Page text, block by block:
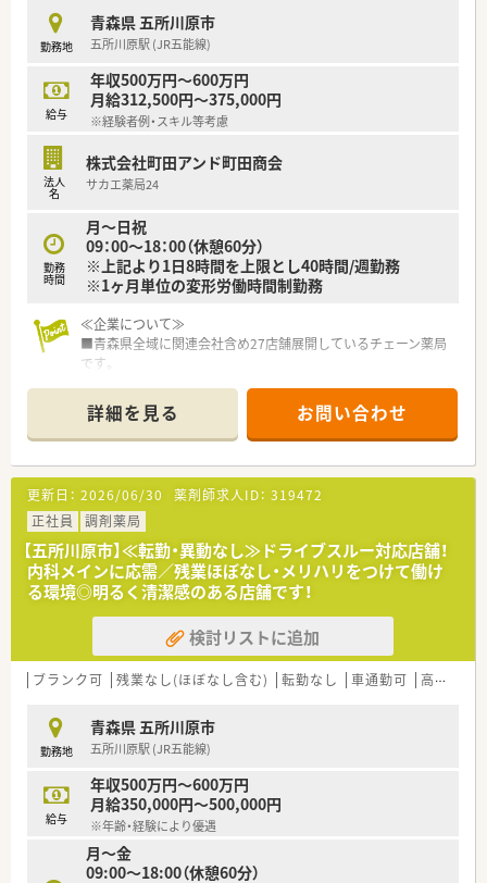
■残業は月5時間程度と少なく、プライベートの時間を確保しや
すい環境です。
■産休・育休制度や家族手当も充実しており、長く安心して働く
ことができます。
勤務地
青森県 五所川原市
五所川原駅 (JR五能線)
給与
年収500万円～600万円
月給312,500円～375,000円
※経験者例・スキル等考慮
法人
名
株式会社町田アンド町田商会
サカエ薬局24
勤務
時間
月～日祝
09：00～18：00（休憩60分）
※上記より1日8時間を上限とし40時間/週勤務
※1ヶ月単位の変形労働時間制勤務
≪企業について≫
■青森県全域に関連会社含め27店舗展開しているチェーン薬局
です。
要とされるサービスを率先して行っています。
≪こんな薬局です≫
■総合病院の門前にて24時間・365日開局している薬局です。
■地域の患者様に寄り添ったコミュニケーションを大切にして
います。
■地域医療に携わりたいIターン就職希望の方や、地元で薬剤師
として活躍したいUターン就業希望の方にもおすすめです。
≪キャリアアップに関して≫
■中小薬局ですが、管理薬剤師・エリアマネージャーへのキャリ
アアップの幅広いフィールドがあります！
≪調剤機器に関して≫
■全自動錠剤分包機・監査システム・クリーンベンチなどの機材
念できます
詳細を見る お問い合わせ
更新日： 2026/06/30 薬剤師求人ID： 319472
正社員
調剤薬局
【五所川原市】≪転勤・異動なし≫ドライブスルー対応店舗！
内科メインに応需／残業ほぼなし・メリハリをつけて働け
る環境◎明るく清潔感のある店舗です！
検討リストに追加
ブランク可 残業なし(ほぼなし含む) 転勤なし 車通勤可 高給与(600万円以上)
勤務地
青森県 五所川原市
五所川原駅 (JR五能線)
給与
年収500万円～600万円
月給350,000円～500,000円
※年齢・経験により優遇
月～金
09:00～18:00（休憩60分）